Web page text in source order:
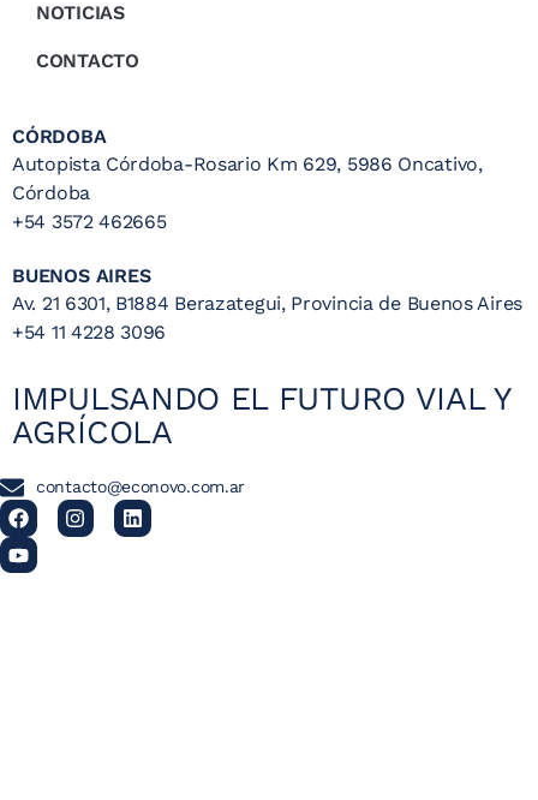
NOTICIAS
CONTACTO
CÓRDOBA
Autopista Córdoba-Rosario Km 629, 5986 Oncativo,
Córdoba
+54 3572 462665
BUENOS AIRES
Av. 21 6301, B1884 Berazategui, Provincia de Buenos Aires
+54 11 4228 3096
IMPULSANDO EL FUTURO VIAL Y
AGRÍCOLA
contacto@econovo.com.ar